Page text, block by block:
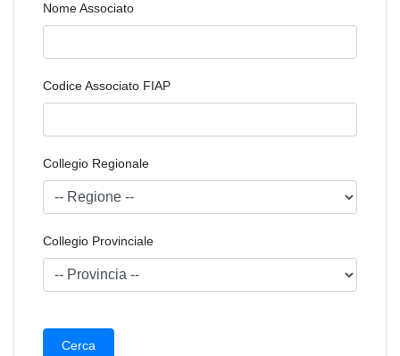
Nome Associato
Codice Associato FIAP
Collegio Regionale
Collegio Provinciale